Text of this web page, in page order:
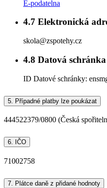
E-podatelna
4.7 Elektronická
skola@zspotehy.cz
4.8 Datová schránka
ID Datové schránky:
5. Případné platby lze poukázat
444522379/0800 (Česká
6. IČO
71002758
7. Plátce daně z přidané hodnoty